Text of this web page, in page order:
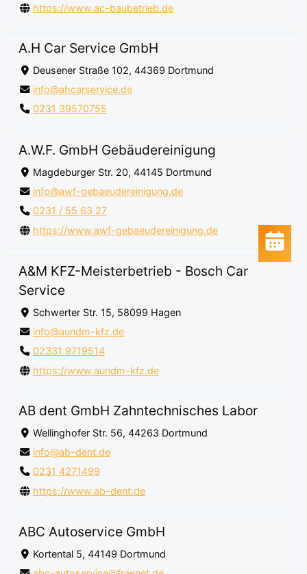
https://www.ac-baubetrieb.de
A.H Car Service GmbH
Deusener Straße 102, 44369 Dortmund
info@ahcarservice.de
0231 39570755
A.W.F. GmbH Gebäudereinigung
Magdeburger Str. 20, 44145 Dortmund
info@awf-gebaeudereinigung.de
0231 / 55 63 27
https://www.awf-gebaeudereinigung.de
A&M KFZ-Meisterbetrieb - Bosch Car
Service
Schwerter Str. 15, 58099 Hagen
info@aundm-kfz.de
02331 9719514
https://www.aundm-kfz.de
AB dent GmbH Zahntechnisches Labor
Wellinghofer Str. 56, 44263 Dortmund
info@ab-dent.de
0231 4271499
https://www.ab-dent.de
ABC Autoservice GmbH
Kortental 5, 44149 Dortmund